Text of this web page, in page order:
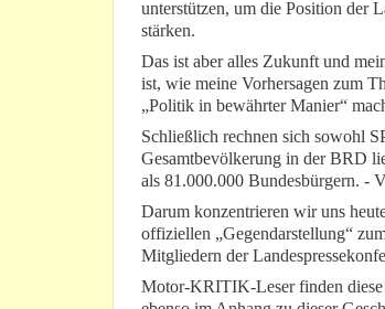
unterstützen, um die Position der
stärken.
Das ist aber alles Zukunft und
ist, wie meine Vorhersagen zum
„Politik in bewährter Manier“
Schließlich rechnen sich sowohl
Gesamtbevölkerung in der BRD
als 81.000.000 Bundesbürgern. -
Darum konzentrieren wir uns
offiziellen „Gegendarstellung“
Mitgliedern der
Motor-KRITIK-Leser finden diese